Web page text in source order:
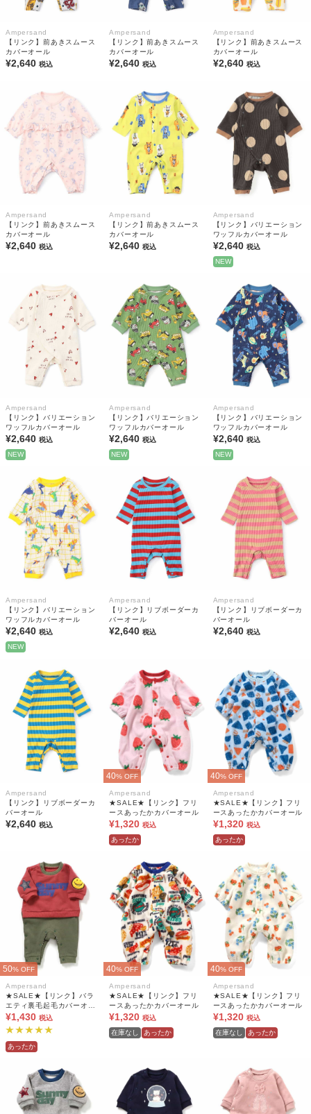
Ampersand
【リンク】前あきスムース
カバーオール
¥2,640 税込
Ampersand
【リンク】前あきスムース
カバーオール
¥2,640税込
Ampersand
【リンク】前あきスムース
カバーオール
¥2,640 税込
Ampersand
【リンク】前あきスムース
カバーオール
¥2,640 税込
Ampersand
【リンク】前あきスムース
カバーオール
¥2,640税込
Ampersand
【リンク】バリエーション
ワッフルカバーオール
¥2,640 税込
NEW
Ampersand
【リンク】バリエーション
ワッフルカバーオール
¥2,640 税込
NEW
Ampersand
【リンク】バリエーション
ワッフルカバーオール
¥2,640税込
NEW
Ampersand
【リンク】バリエーション
ワッフルカバーオール
¥2,640 税込
NEW
Ampersand
【リンク】バリエーション
ワッフルカバーオール
¥2,640 税込
NEW
Ampersand
【リンク】リブボーダーカ
バーオール
¥2,640税込
Ampersand
【リンク】リブボーダーカ
バーオール
¥2,640 税込
Ampersand
【リンク】リブボーダーカ
バーオール
¥2,640 税込
40% OFF
Ampersand
★SALE★【リンク】フリ
ースあったかカバーオール
¥1,320 税込
あったか
40% OFF
Ampersand
★SALE★【リンク】フリ
ースあったかカバーオール
¥1,320 税込
あったか
50% OFF
Ampersand
★SALE★【リンク】バラ
エティ裏毛起毛カバーオー
ル
¥1,430 税込
あったか
40% OFF
Ampersand
★SALE★【リンク】フリ
ースあったかカバーオール
¥1,320 税込
在庫なし
あったか
40% OFF
Ampersand
★SALE★【リンク】フリ
ースあったかカバーオール
¥1,320 税込
在庫なし
あったか